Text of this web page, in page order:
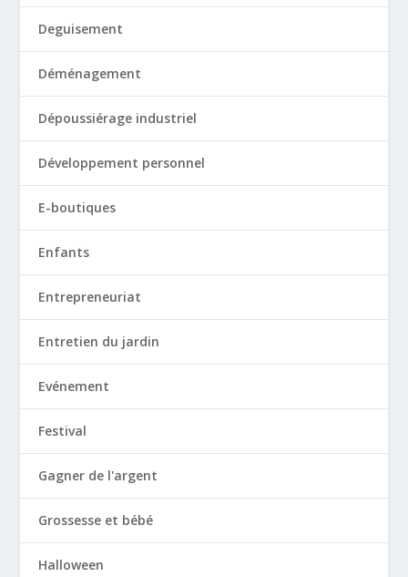
Deguisement
Déménagement
Dépoussiérage industriel
Développement personnel
E-boutiques
Enfants
Entrepreneuriat
Entretien du jardin
Evénement
Festival
Gagner de l'argent
Grossesse et bébé
Halloween